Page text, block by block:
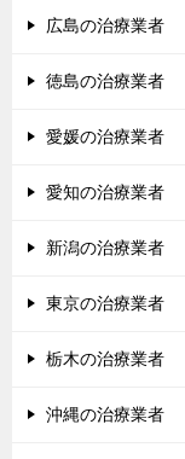
広島の治療業者
徳島の治療業者
愛媛の治療業者
愛知の治療業者
新潟の治療業者
東京の治療業者
栃木の治療業者
沖縄の治療業者